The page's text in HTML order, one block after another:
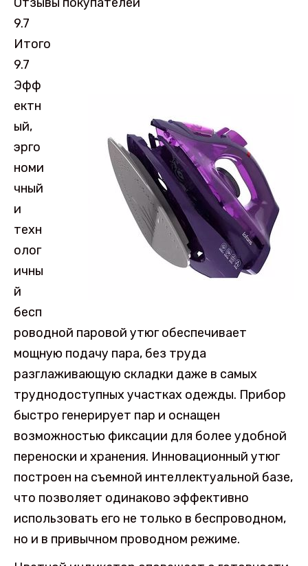
9.7
Итого
9.7
Эфф
ектн
ый,
эрго
номи
чный
и
техн
олог
ичны
й
бесп
роводной паровой утюг обеспечивает
мощную подачу пара, без труда
разглаживающую складки даже в самых
труднодоступных участках одежды. Прибор
быстро генерирует пар и оснащен
возможностью фиксации для более удобной
переноски и хранения. Инновационный утюг
построен на съемной интеллектуальной базе,
что позволяет одинаково эффективно
использовать его не только в беспроводном,
но и в привычном проводном режиме.